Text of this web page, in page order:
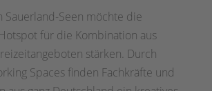
Sauerland-Seen möchte die
für die Kombination aus
stärken. Durch
Spaces finden Fachkräfte und